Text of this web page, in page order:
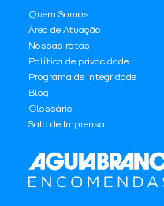
Quem Somos
Área de Atuação
Nossas rotas
Política de privacidade
Programa de Integridade
Blog
Glossário
Sala de Imprensa